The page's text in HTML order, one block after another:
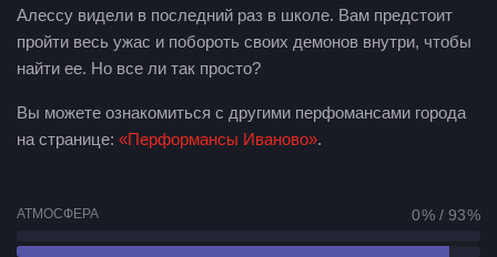
Алессу видели в последний раз в школе. Вам предстоит
пройти весь ужас и побороть своих демонов внутри, чтобы
найти ее. Но все ли так просто?
Вы можете ознакомиться с другими перфомансами города
на странице: «Перформансы Иваново».
АТМОСФЕРА 0 % / 93 %